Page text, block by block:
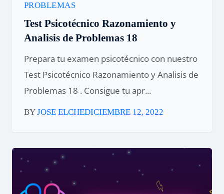
PROBLEMAS
Test Psicotécnico Razonamiento y
Analisis de Problemas 18
Prepara tu examen psicotécnico con nuestro
Test Psicotécnico Razonamiento y Analisis de
Problemas 18 . Consigue tu apr...
BYJOSE ELCHEDICIEMBRE 12, 2022